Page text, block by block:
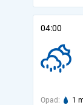
04:00
Opad: 1